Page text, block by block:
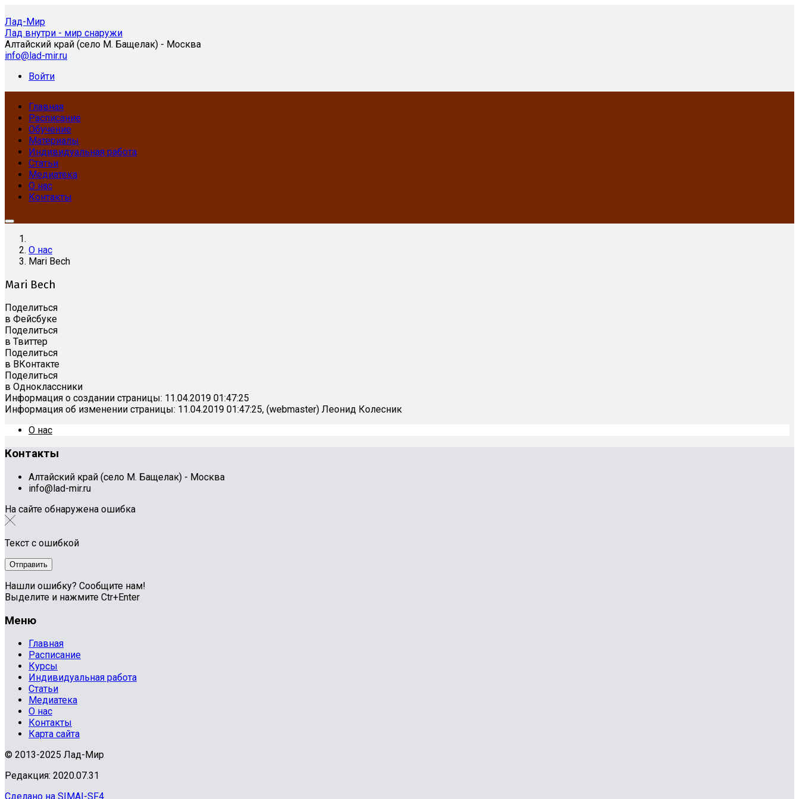
Лад-Мир
Лад внутри - мир снаружи
Алтайский край (село М. Бащелак) - Москва
info@lad-mir.ru
Войти
Главная
Расписание
Обучение
Материалы
Индивидуальная работа
Статьи
Медиатека
О нас
Контакты
О нас
Mari Bech
Mari Bech
Поделиться
в Фейсбуке
Поделиться
в Твиттер
Поделиться
в ВКонтакте
Поделиться
в Одноклассники
Информация о создании страницы: 11.04.2019 01:47:25
Информация об изменении страницы: 11.04.2019 01:47:25, (webmaster) Леонид Колесник
О нас
Контакты
Алтайский край (село М. Бащелак) - Москва
info@lad-mir.ru
На сайте обнаружена ошибка
Текст с ошибкой
Нашли ошибку? Сообщите нам!
Выделите и нажмите Ctr+Enter
Меню
Главная
Расписание
Курсы
Индивидуальная работа
Статьи
Медиатека
О нас
Контакты
Карта сайта
© 2013-2025 Лад-Мир
Редакция: 2020.07.31
Сделано на SIMAI-SF4